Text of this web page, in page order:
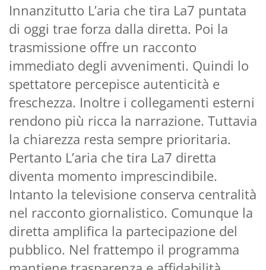
Innanzitutto L’aria che tira La7 puntata
di oggi trae forza dalla diretta. Poi la
trasmissione offre un racconto
immediato degli avvenimenti. Quindi lo
spettatore percepisce autenticità e
freschezza. Inoltre i collegamenti esterni
rendono più ricca la narrazione. Tuttavia
la chiarezza resta sempre prioritaria.
Pertanto L’aria che tira La7 diretta
diventa momento imprescindibile.
Intanto la televisione conserva centralità
nel racconto giornalistico. Comunque la
diretta amplifica la partecipazione del
pubblico. Nel frattempo il programma